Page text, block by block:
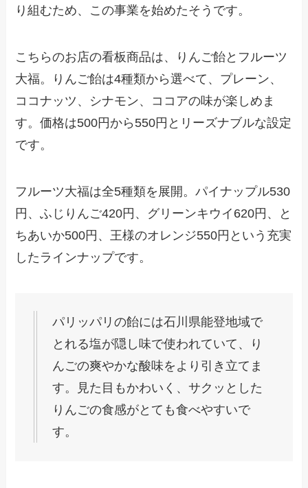
り組むため、この事業を始めたそうです。
こちらのお店の看板商品は、りんご飴とフルーツ
大福。りんご飴は4種類から選べて、プレーン、
ココナッツ、シナモン、ココアの味が楽しめま
す。価格は500円から550円とリーズナブルな設定
です。
フルーツ大福は全5種類を展開。パイナップル530
円、ふじりんご420円、グリーンキウイ620円、と
ちあいか500円、王様のオレンジ550円という充実
したラインナップです。
パリッパリの飴には石川県能登地域で
とれる塩が隠し味で使われていて、り
んごの爽やかな酸味をより引き立てま
す。見た目もかわいく、サクッとした
りんごの食感がとても食べやすいで
す。